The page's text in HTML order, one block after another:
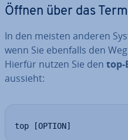
Öffnen über das
In den meisten anderen
wenn Sie ebenfalls den
Hierfür nutzen Sie den top-
aussieht:
top [OPTION]